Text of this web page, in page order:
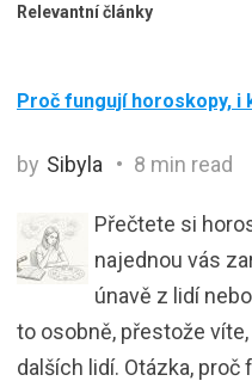
Relevantní články
Proč fungují horoskopy, i
by Sibyla 8 min read
Přečtete si
najednou vás
únavě z lidí
to osobně, přestože
dalších lidí. Otázka,